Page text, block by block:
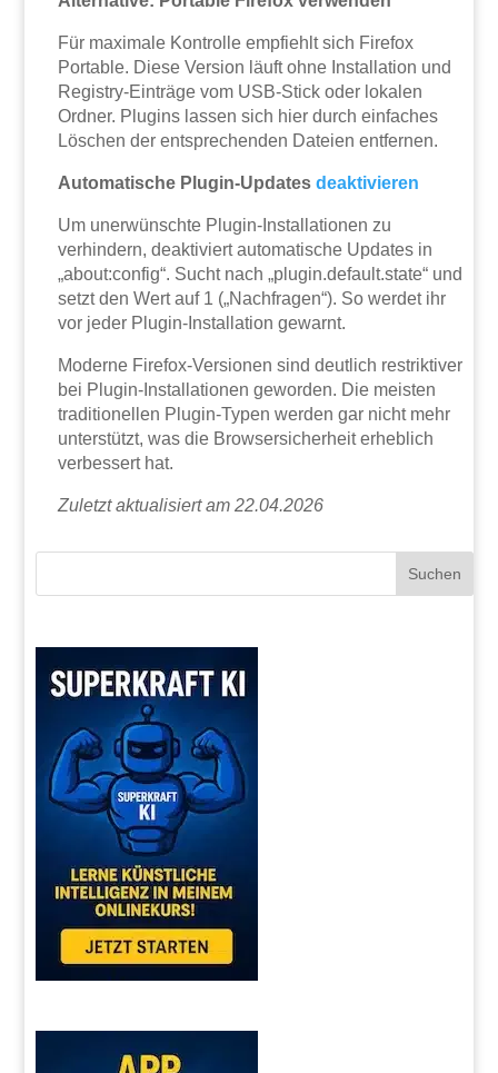
Für maximale Kontrolle empfiehlt sich Firefox
Portable. Diese Version läuft ohne Installation und
Registry-Einträge vom USB-Stick oder lokalen
Ordner. Plugins lassen sich hier durch einfaches
Löschen der entsprechenden Dateien entfernen.
Automatische Plugin-Updatesdeaktivieren
Um unerwünschte Plugin-Installationen zu
verhindern, deaktiviert automatische Updates in
„about:config“. Sucht nach „plugin.default.state“ und
setzt den Wert auf 1 („Nachfragen“). So werdet ihr
vor jeder Plugin-Installation gewarnt.
Moderne Firefox-Versionen sind deutlich restriktiver
bei Plugin-Installationen geworden. Die meisten
traditionellen Plugin-Typen werden gar nicht mehr
unterstützt, was die Browsersicherheit erheblich
verbessert hat.
Zuletzt aktualisiert am 22.04.2026